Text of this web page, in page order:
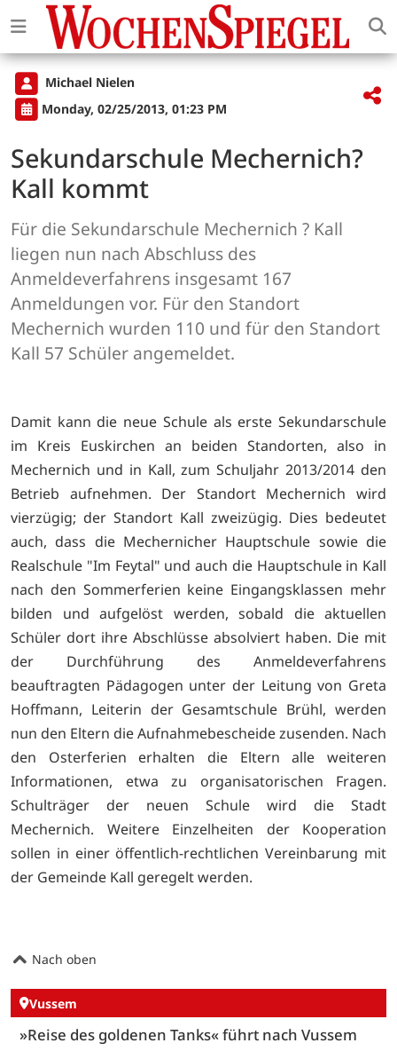
Michael Nielen
Monday, 02/25/2013, 01:23 PM
Sekundarschule Mechernich?
Kall kommt
Für die Sekundarschule Mechernich ? Kall
liegen nun nach Abschluss des
Anmeldeverfahrens insgesamt 167
Anmeldungen vor. Für den Standort
Mechernich wurden 110 und für den Standort
Kall 57 Schüler angemeldet.
Damit kann die neue Schule als erste Sekundarschule
im Kreis Euskirchen an beiden Standorten, also in
Mechernich und in Kall, zum Schuljahr 2013/2014 den
Betrieb aufnehmen. Der Standort Mechernich wird
vierzügig; der Standort Kall zweizügig. Dies bedeutet
auch, dass die Mechernicher Hauptschule sowie die
Realschule "Im Feytal" und auch die Hauptschule in Kall
nach den Sommerferien keine Eingangsklassen mehr
bilden und aufgelöst werden, sobald die aktuellen
Schüler dort ihre Abschlüsse absolviert haben. Die mit
der Durchführung des Anmeldeverfahrens
beauftragten Pädagogen unter der Leitung von Greta
Hoffmann, Leiterin der Gesamtschule Brühl, werden
nun den Eltern die Aufnahmebescheide zusenden. Nach
den Osterferien erhalten die Eltern alle weiteren
Informationen, etwa zu organisatorischen Fragen.
Schulträger der neuen Schule wird die Stadt
Mechernich. Weitere Einzelheiten der Kooperation
sollen in einer öffentlich-rechtlichen Vereinbarung mit
der Gemeinde Kall geregelt werden.
Nach oben
Vussem
»Reise des goldenen Tanks« führt nach Vussem